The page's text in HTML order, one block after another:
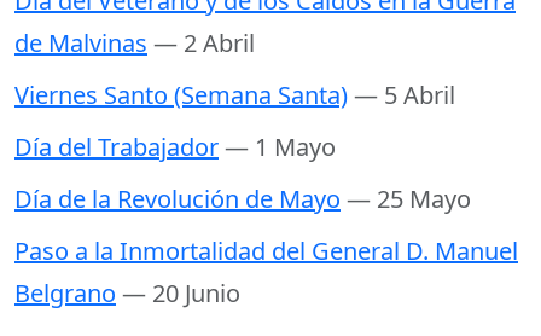
de Malvinas — 2 Abril
Viernes Santo (Semana Santa)— 5 Abril
Día del Trabajador— 1 Mayo
Día de la Revolución de Mayo — 25 Mayo
Paso a la Inmortalidad del General D. Manuel
Belgrano — 20 Junio